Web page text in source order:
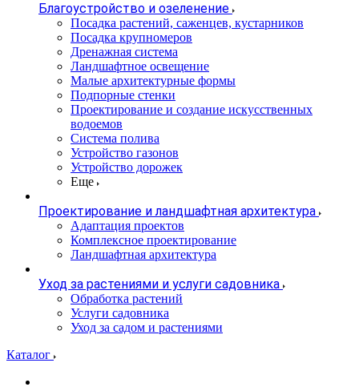
Благоустройство и озеленение
Посадка растений, саженцев, кустарников
Посадка крупномеров
Дренажная система
Ландшафтное освещение
Малые архитектурные формы
Подпорные стенки
Проектирование и создание искусственных
водоемов
Система полива
Устройство газонов
Устройство дорожек
Еще
Проектирование и ландшафтная архитектура
Адаптация проектов
Комплексное проектирование
Ландшафтная архитектура
Уход за растениями и услуги садовника
Обработка растений
Услуги садовника
Уход за садом и растениями
Каталог